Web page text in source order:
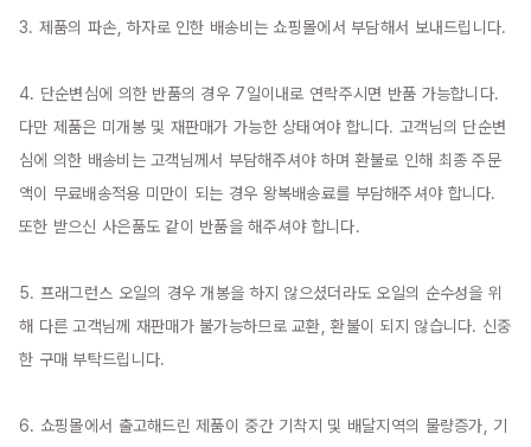
3. 제품의 파손, 하자로 인한 배송비는 쇼핑몰에서 부담해서 보내드립니다.
4. 단순변심에 의한 반품의 경우 7일이내로 연락주시면 반품 가능합니다.
다만 제품은 미개봉 및 재판매가 가능한 상태여야 합니다. 고객님의 단순변
심에 의한 배송비는 고객님께서 부담해주셔야 하며 환불로 인해 최종 주문
액이 무료배송적용 미만이 되는 경우 왕복배송료를 부담해주셔야 합니다.
또한 받으신 사은품도 같이 반품을 해주셔야 합니다.
5. 프래그런스 오일의 경우 개봉을 하지 않으셨더라도 오일의 순수성을 위
해 다른 고객님께 재판매가 불가능하므로 교환, 환불이 되지 않습니다. 신중
한 구매 부탁드립니다.
6. 쇼핑몰에서 출고해드린 제품이 중간 기착지 및 배달지역의 물량증가, 기